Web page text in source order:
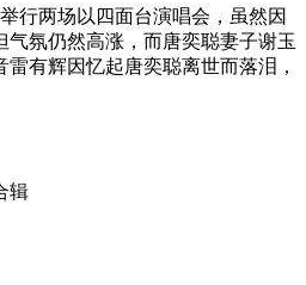
行两场以四面台演唱会，虽然因
气氛仍然高涨，而唐奕聪妻子谢玉
有辉因忆起唐奕聪离世而落泪，
辑